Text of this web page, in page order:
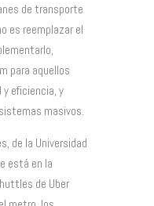
de transporte
es reemplazar el
para aquellos
y eficiencia, y
masivos.
de la Universidad
está en la
de Uber